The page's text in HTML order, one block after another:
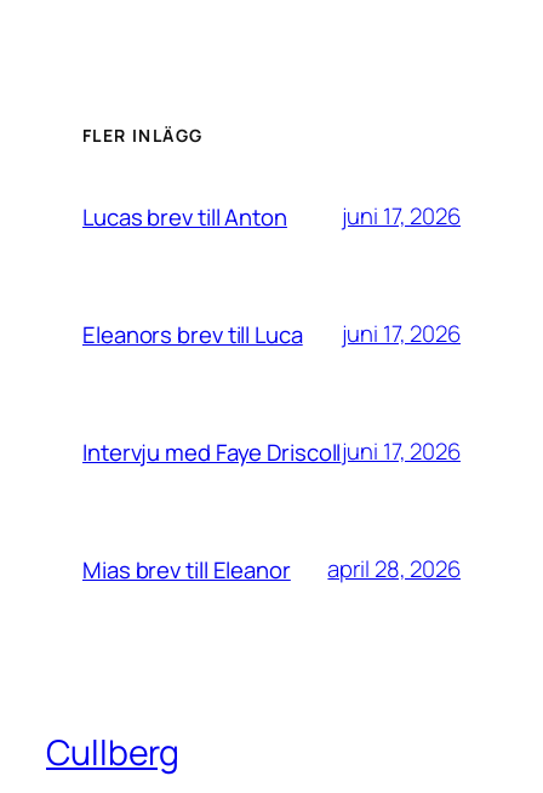
FLER INLÄGG
Lucas brev till Anton juni 17, 2026
Eleanors brev till Luca juni 17, 2026
Intervju med Faye Driscolljuni 17, 2026
Mias brev till Eleanor april 28, 2026
Cullberg